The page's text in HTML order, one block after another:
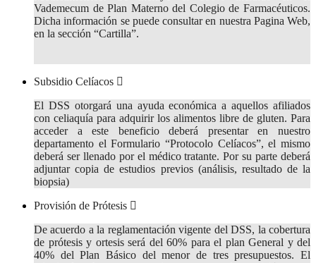
Vademecum de Plan Materno del Colegio de Farmacéuticos.
Dicha información se puede consultar en nuestra Pagina Web,
en la sección “Cartilla”.
Subsidio Celíacos
El DSS otorgará una ayuda económica a aquellos afiliados
con celiaquía para adquirir los alimentos libre de gluten. Para
acceder a este beneficio deberá presentar en nuestro
departamento el Formulario “Protocolo Celíacos”, el mismo
deberá ser llenado por el médico tratante. Por su parte deberá
adjuntar copia de estudios previos (análisis, resultado de la
biopsia)
Provisión de Prótesis
De acuerdo a la reglamentación vigente del DSS, la cobertura
de prótesis y ortesis será del 60% para el plan General y del
40% del Plan Básico del menor de tres presupuestos. El